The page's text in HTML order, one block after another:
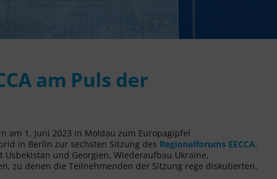
am Puls der
am 1. Juni 2023 in Moldau zum Europagipfel
in Berlin zur sechsten Sitzung des Regionalforums EECCA.
und Georgien, Wiederaufbau Ukraine,
zu denen die Teilnehmenden der Sitzung rege diskutierten.